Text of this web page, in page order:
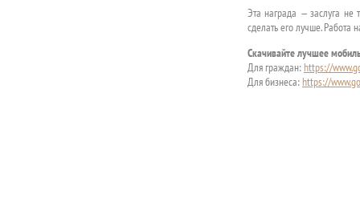
Эта награда — заслуга не
сделать его лучше. Работа
Скачивайте лучшее
Для граждан:https://
Для бизнеса:https://